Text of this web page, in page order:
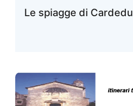
Le spiagge di Cardedu